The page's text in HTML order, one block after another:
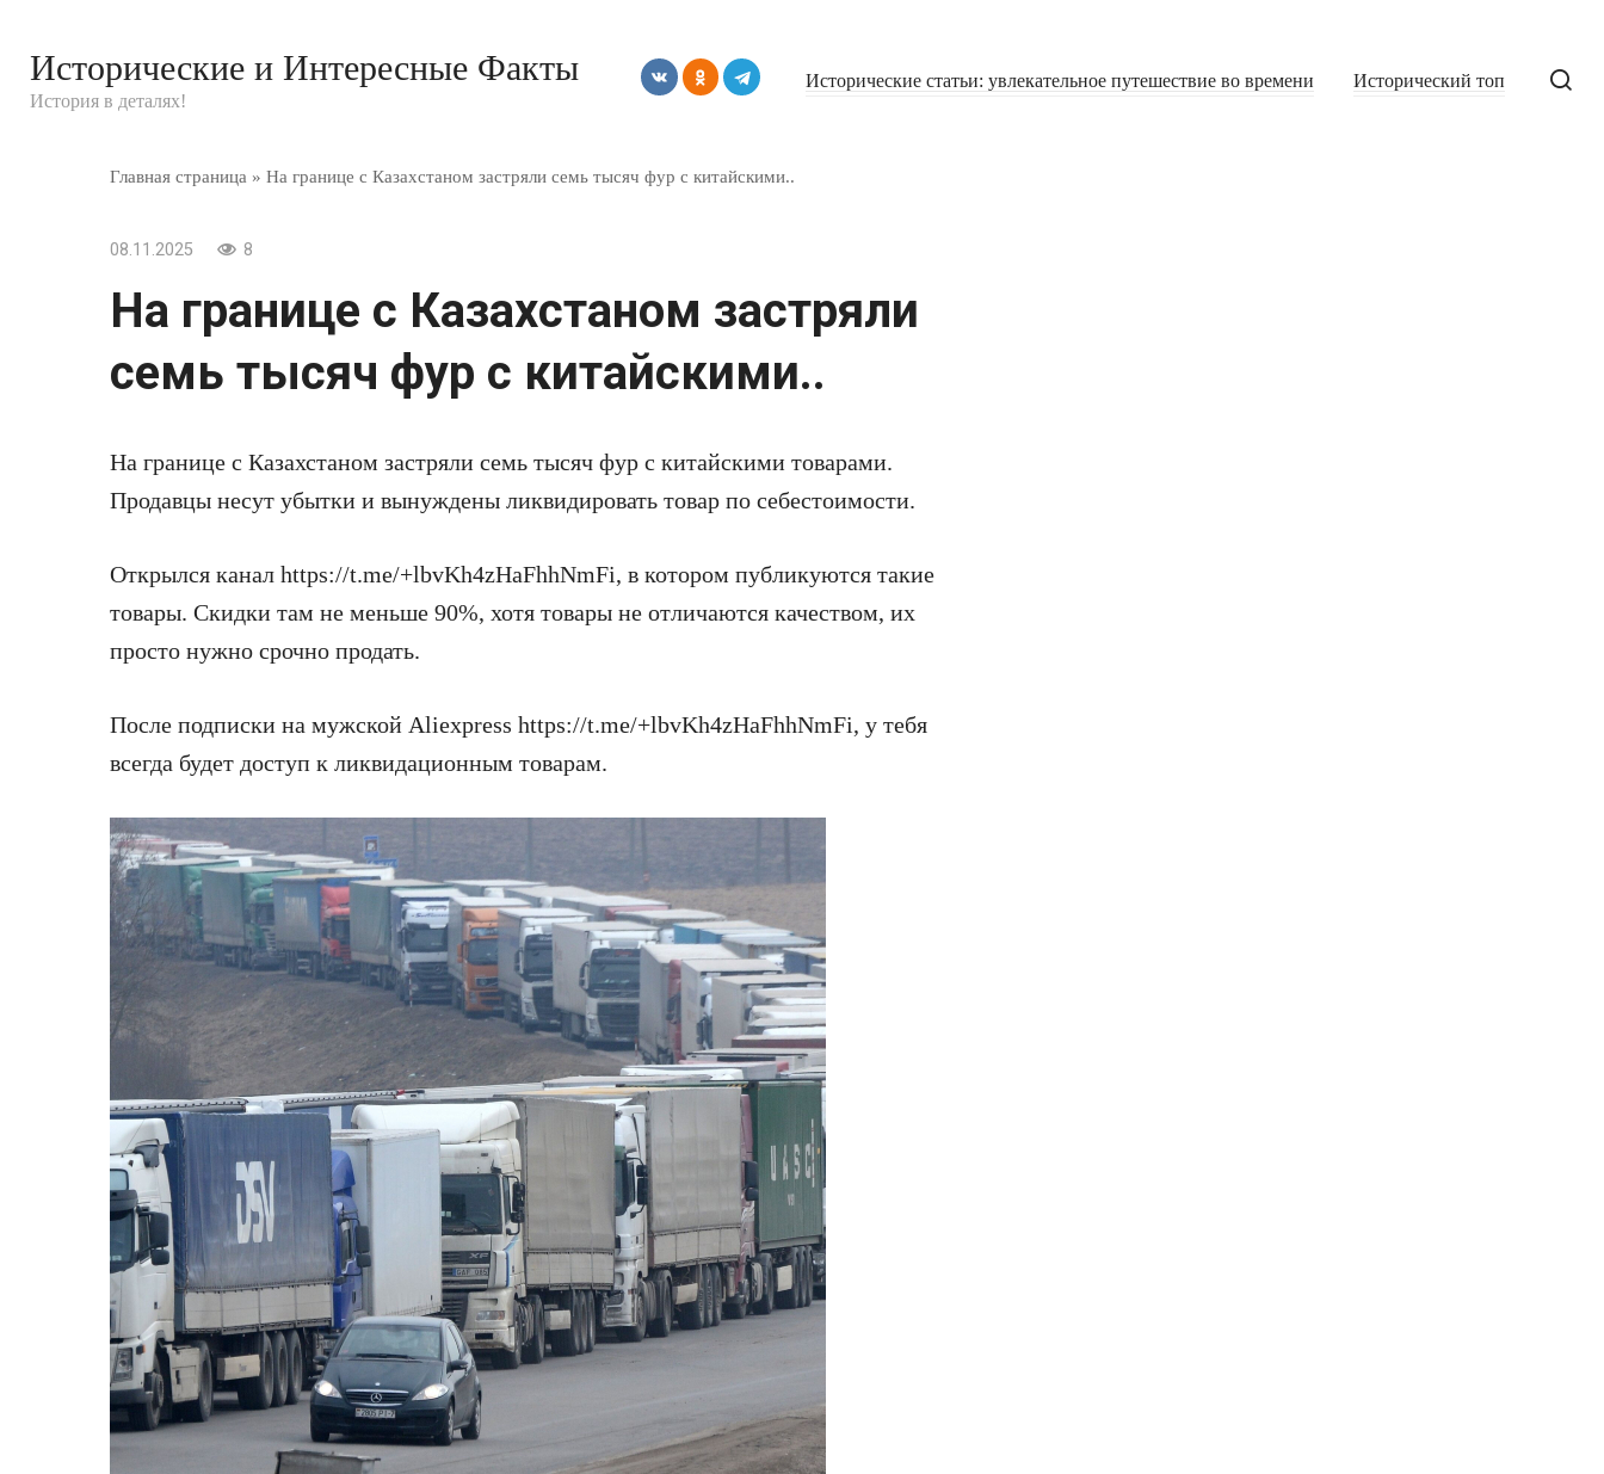
контенту
Исторические и Интересные Факты
История в деталях!
Исторические статьи: увлекательное путешествие во времени Исторический топ
Главная страница » На границе с Казахстаном застряли семь тысяч фур с китайскими..
08.11.2025 8
На границе с Казахстаном застряли
семь тысяч фур с китайскими..
На границе с Казахстаном застряли семь тысяч фур с китайскими товарами.
Продавцы несут убытки и вынуждены ликвидировать товар по себестоимости.
Открылся канал https://t.me/+lbvKh4zHaFhhNmFi, в котором публикуются такие
товары. Скидки там не меньше 90%, хотя товары не отличаются качеством, их
просто нужно срочно продать.
После подписки на мужской Aliexpress https://t.me/+lbvKh4zHaFhhNmFi, у тебя
всегда будет доступ к ликвидационным товарам.